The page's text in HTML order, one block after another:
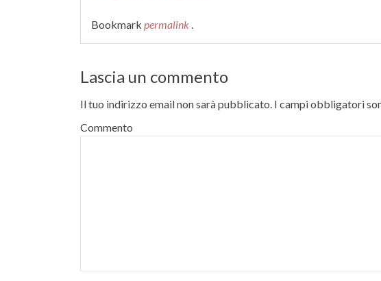
Bookmark permalink .
Lascia un commento
Il tuo indirizzo email non sarà pubblicato. I campi obbligatori
Commento